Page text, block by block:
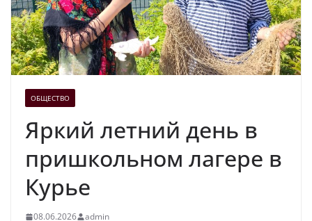
ОБЩЕСТВО
Яркий летний день в
пришкольном лагере в
Курье
08.06.2026 admin